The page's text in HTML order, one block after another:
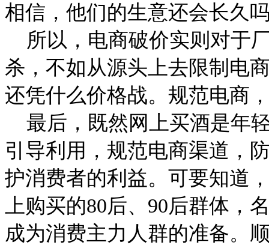
相信，他们的生意还会长久
所以，电商破价实则对于
杀，不如从源头上去限制电
还凭什么价格战。规范电商
最后，既然网上买酒是年
引导利用，规范电商渠道，
护消费者的利益。可要知道
上购买的80后、90后群体，
成为消费主力人群的准备。